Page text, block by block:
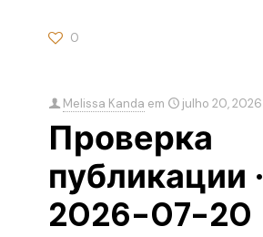
0
Melissa Kanda em julho 20, 2026
Проверка
публикации ·
2026-07-20